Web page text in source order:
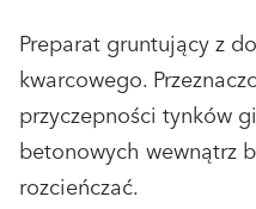
Preparat gruntujący z
kwarcowego.
przyczepności tynków
betonowych wewnątrz
rozcieńczać.